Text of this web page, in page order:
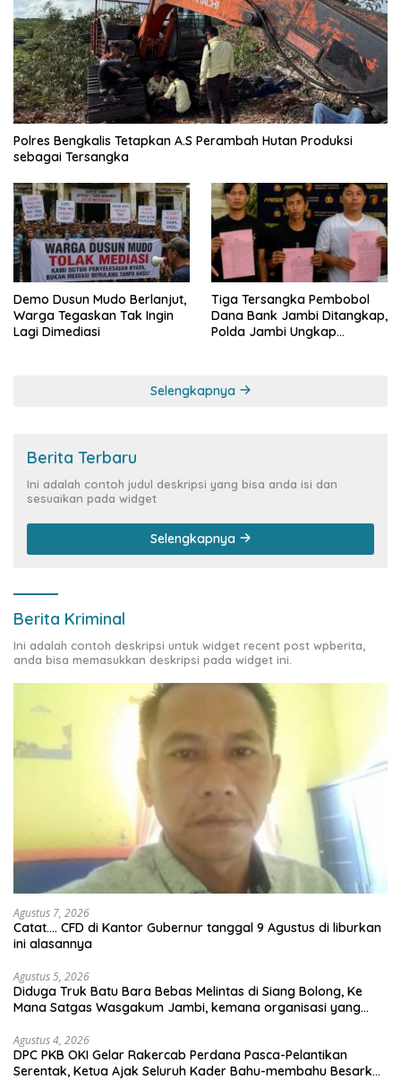
Polres Bengkalis Tetapkan A.S Perambah Hutan Produksi
sebagai Tersangka
Demo Dusun Mudo Berlanjut,
Warga Tegaskan Tak Ingin
Lagi Dimediasi
Tiga Tersangka Pembobol
Dana Bank Jambi Ditangkap,
Polda Jambi Ungkap
Selengkapnya
Berita Terbaru
Ini adalah contoh judul deskripsi yang bisa anda isi dan
sesuaikan pada widget
Selengkapnya
Berita Kriminal
Ini adalah contoh deskripsi untuk widget recent post wpberita,
anda bisa memasukkan deskripsi pada widget ini.
Agustus 7, 2026
Catat…. CFD di Kantor Gubernur tanggal 9 Agustus di liburkan
ini alasannya
Agustus 5, 2026
Diduga Truk Batu Bara Bebas Melintas di Siang Bolong, Ke
Mana Satgas Wasgakum Jambi, kemana organisasi yang
Agustus 4, 2026
DPC PKB OKI Gelar Rakercab Perdana Pasca-Pelantikan
Serentak, Ketua Ajak Seluruh Kader Bahu-membahu Besarkan